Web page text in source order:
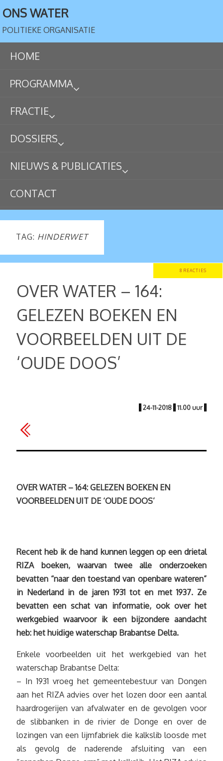
ONS WATER
POLITIEKE ORGANISATIE
HOME
PROGRAMMA
FRACTIE
DOSSIERS
NIEUWS & PUBLICATIES
CONTACT
TAG: HINDERWET
8 REACTIES
OVER WATER – 164:
GELEZEN BOEKEN EN
VOORBEELDEN UIT DE
‘OUDE DOOS’
| 24-11-2018 | 11.00 uur |
OVER WATER – 164: GELEZEN BOEKEN EN
VOORBEELDEN UIT DE ‘OUDE DOOS’
Recent heb ik de hand kunnen leggen op een drietal
RIZA boeken, waarvan twee alle onderzoeken
bevatten “naar den toestand van openbare wateren”
in Nederland in de jaren 1931 tot en met 1937. Ze
bevatten een schat van informatie, ook over het
werkgebied waarvoor ik een bijzondere aandacht
heb: het huidige waterschap Brabantse Delta.
Enkele voorbeelden uit het werkgebied van het
waterschap Brabantse Delta:
– In 1931 vroeg het gemeentebestuur van Dongen
aan het RIZA advies over het lozen door een aantal
haardrogerijen van afvalwater en de gevolgen voor
de slibbanken in de rivier de Donge en over de
lozingen van een lijmfabriek die kalkslib loosde met
als gevolg de naderende afsluiting van een